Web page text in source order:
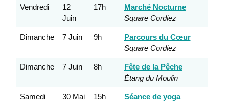
Vendredi
12
Juin
17h
Marché Nocturne
Square Cordiez
Dimanche 7 Juin 9h
Parcours du Cœur
Square Cordiez
Dimanche 7 Juin 8h
Fête de la Pêche
Étang du Moulin
Samedi 30 Mai 15h
Séance de yoga